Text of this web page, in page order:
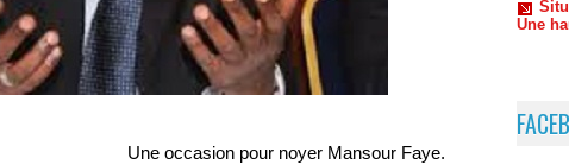
Une occasion pour noyer Mansour Faye.